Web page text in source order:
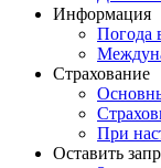
Информация
Погода
Страхование
При
Оставить